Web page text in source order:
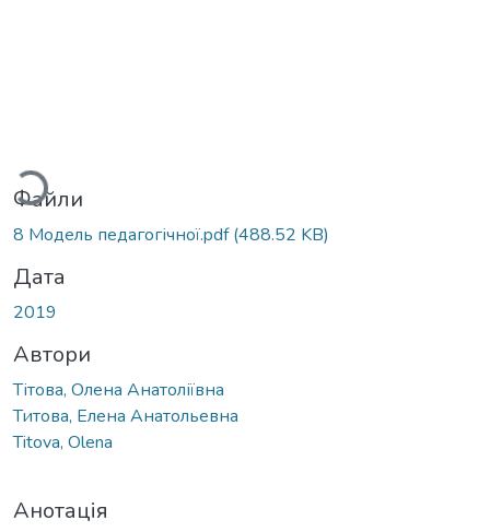
Вантажиться...
Файли
8 Модель педагогічної.pdf(488.52 KB)
Дата
2019
Автори
Тітова, Олена Анатоліївна
Титова, Елена Анатольевна
Titova, Olena
Анотація